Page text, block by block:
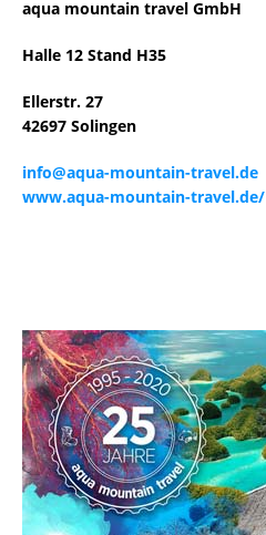
aqua mountain travel GmbH
Halle 12 Stand H35
Ellerstr. 27
42697 Solingen
info@aqua-mountain-travel.de
www.aqua-mountain-travel.de/